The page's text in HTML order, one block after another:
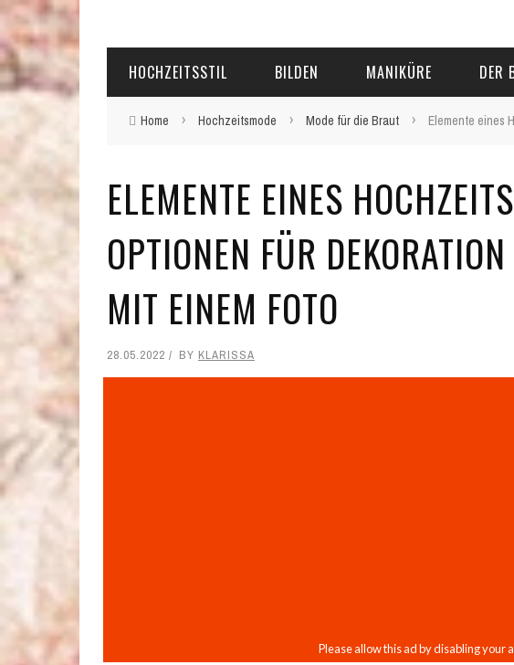
HOCHZEITSSTIL BILDEN MANIKÜRE DER
Home › Hochzeitsmode › Mode für die Braut › Elemente eines
ELEMENTE EINES
OPTIONEN FÜR
MIT EINEM FOTO
28.05.2022 BY KLARISSA